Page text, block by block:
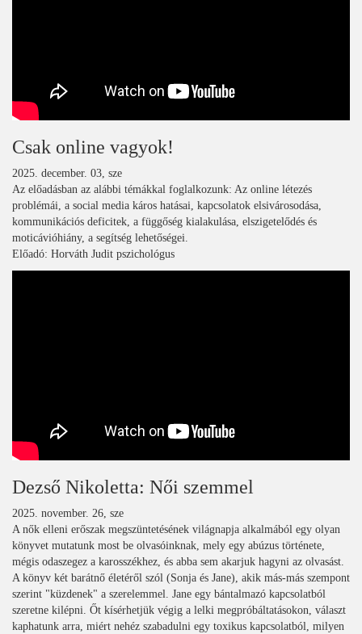
Csak online vagyok!
2025. december. 03, sze
Az előadásban az alábbi témákkal foglalkozunk: Az online létezés
problémái, a social media káros hatásai, kapcsolatok elsivárosodása,
kommunikációs deficitek, a függőség kialakulása, elszigetelődés és
moticávióhiány, a segítség lehetőségei.
Előadó: Horváth Judit pszichológus
Dezső Nikoletta: Női szemmel
2025. november. 26, sze
A nők elleni erőszak megszüntetésének világnapja alkalmából egy olyan
könyvet mutatunk most be olvasóinknak, mely egy abúzus története,
mégis odaszegez a karosszékhez, és abba sem akarjuk hagyni az olvasást.
A könyv két barátnő életéről szól (Sonja és Jane), akik más-más szempont
szerint "küzdenek" a szerelemmel. Jane egy bántalmazó kapcsolatból
szeretne kilépni. Őt kísérhetjük végig a lelki megpróbáltatásokon, választ
kaphatunk arra, miért nehéz szabadulni egy toxikus kapcsolatból, milyen